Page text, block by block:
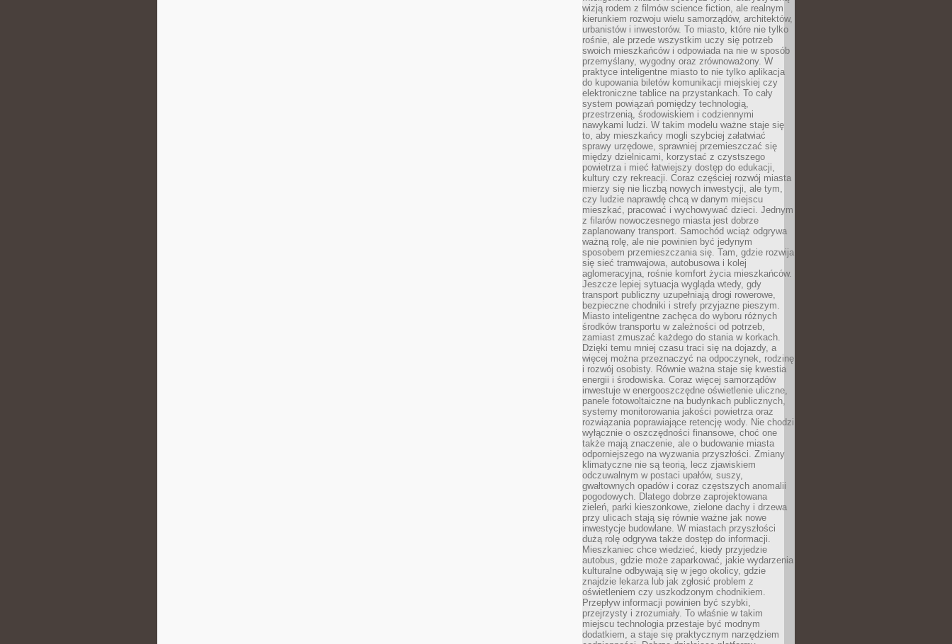
wizją rodem z filmów science fiction, ale realnym
kierunkiem rozwoju wielu samorządów, architektów,
urbanistów i inwestorów. To miasto, które nie tylko
rośnie, ale przede wszystkim uczy się potrzeb
swoich mieszkańców i odpowiada na nie w sposób
przemyślany, wygodny oraz zrównoważony. W
praktyce inteligentne miasto to nie tylko aplikacja
do kupowania biletów komunikacji miejskiej czy
elektroniczne tablice na przystankach. To cały
system powiązań pomiędzy technologią,
przestrzenią, środowiskiem i codziennymi
nawykami ludzi. W takim modelu ważne staje się
to, aby mieszkańcy mogli szybciej załatwiać
sprawy urzędowe, sprawniej przemieszczać się
między dzielnicami, korzystać z czystszego
powietrza i mieć łatwiejszy dostęp do edukacji,
kultury czy rekreacji. Coraz częściej rozwój miasta
mierzy się nie liczbą nowych inwestycji, ale tym,
czy ludzie naprawdę chcą w danym miejscu
mieszkać, pracować i wychowywać dzieci. Jednym
z filarów nowoczesnego miasta jest dobrze
zaplanowany transport. Samochód wciąż odgrywa
ważną rolę, ale nie powinien być jedynym
sposobem przemieszczania się. Tam, gdzie rozwija
się sieć tramwajowa, autobusowa i kolej
aglomeracyjna, rośnie komfort życia mieszkańców.
Jeszcze lepiej sytuacja wygląda wtedy, gdy
transport publiczny uzupełniają drogi rowerowe,
bezpieczne chodniki i strefy przyjazne pieszym.
Miasto inteligentne zachęca do wyboru różnych
środków transportu w zależności od potrzeb,
zamiast zmuszać każdego do stania w korkach.
Dzięki temu mniej czasu traci się na dojazdy, a
więcej można przeznaczyć na odpoczynek, rodzinę
i rozwój osobisty. Równie ważna staje się kwestia
energii i środowiska. Coraz więcej samorządów
inwestuje w energooszczędne oświetlenie uliczne,
panele fotowoltaiczne na budynkach publicznych,
systemy monitorowania jakości powietrza oraz
rozwiązania poprawiające retencję wody. Nie chodzi
wyłącznie o oszczędności finansowe, choć one
także mają znaczenie, ale o budowanie miasta
odporniejszego na wyzwania przyszłości. Zmiany
klimatyczne nie są teorią, lecz zjawiskiem
odczuwalnym w postaci upałów, suszy,
gwałtownych opadów i coraz częstszych anomalii
pogodowych. Dlatego dobrze zaprojektowana
zieleń, parki kieszonkowe, zielone dachy i drzewa
przy ulicach stają się równie ważne jak nowe
inwestycje budowlane. W miastach przyszłości
dużą rolę odgrywa także dostęp do informacji.
Mieszkaniec chce wiedzieć, kiedy przyjedzie
autobus, gdzie może zaparkować, jakie wydarzenia
kulturalne odbywają się w jego okolicy, gdzie
znajdzie lekarza lub jak zgłosić problem z
oświetleniem czy uszkodzonym chodnikiem.
Przepływ informacji powinien być szybki,
przejrzysty i zrozumiały. To właśnie w takim
miejscu technologia przestaje być modnym
dodatkiem, a staje się praktycznym narzędziem